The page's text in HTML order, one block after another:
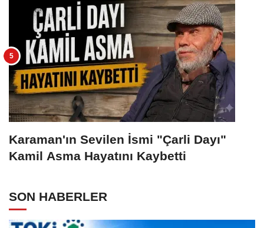
Karaman'ın Sevilen İsmi "Çarli Dayı"
Kamil Asma Hayatını Kaybetti
SON HABERLER